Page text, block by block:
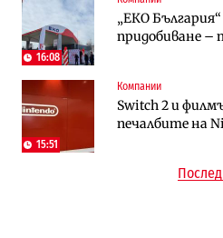
16:08
„ЕКО
придобиване –
15:51
Компании
Switch 2 и
печалбите на
Трафикът
медии
Публични финанси
Общините
централната
Какво се
август?
Отрасли
Жилищата в
намаляващо